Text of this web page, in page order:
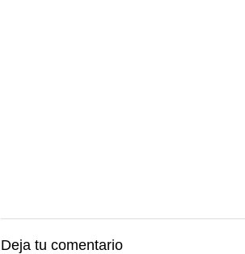
Deja tu comentario